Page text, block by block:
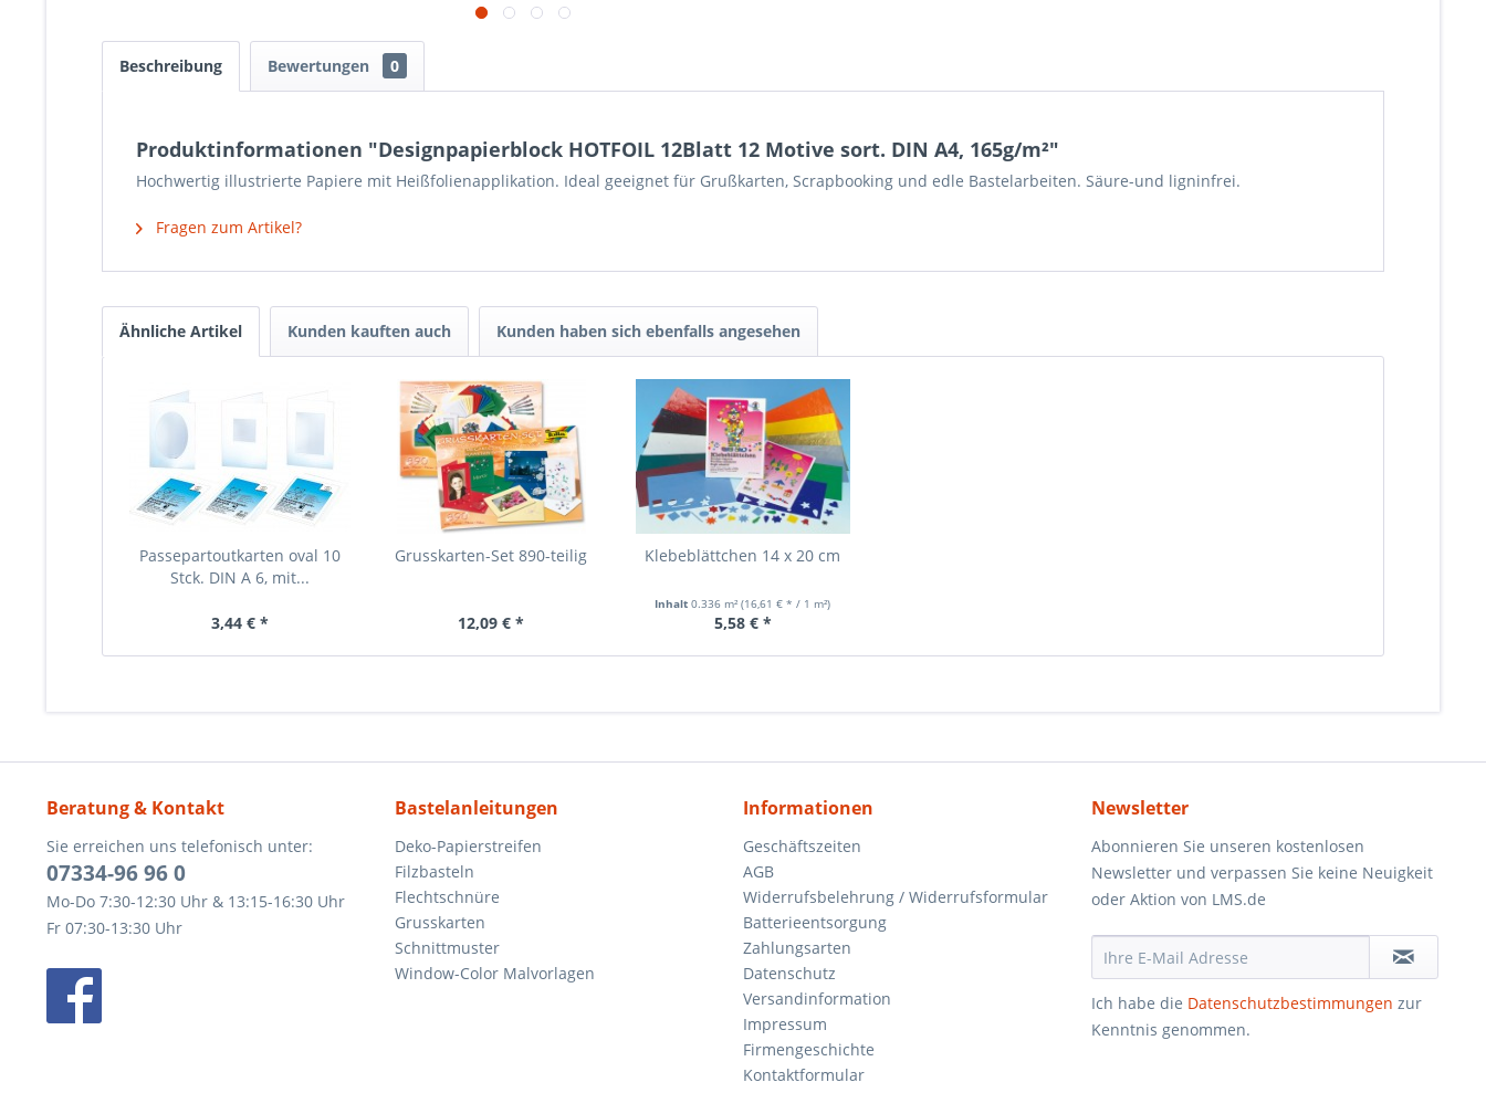
Beschreibung Bewertungen 0
Produktinformationen "Designpapierblock HOTFOIL 12Blatt 12 Motive sort. DIN A4, 165g/m²"
Hochwertig illustrierte Papiere mit Heißfolienapplikation. Ideal geeignet für Grußkarten, Scrapbooking und edle Bastelarbeiten. Säure-und ligninfrei.
Fragen zum Artikel?
Ähnliche Artikel Kunden kauften auch Kunden haben sich ebenfalls angesehen
Passepartoutkarten oval 10
Stck. DIN A 6, mit...
3,44 € *
Grusskarten-Set 890-teilig
12,09 € *
Klebeblättchen 14 x 20 cm
Inhalt0.336 m²(16,61 € * / 1 m²)
5,58 € *
Beratung & Kontakt
Sie erreichen uns telefonisch unter:
07334-96 96 0
Mo-Do 7:30-12:30 Uhr & 13:15-16:30 Uhr
Fr 07:30-13:30 Uhr
Bastelanleitungen
Deko-Papierstreifen
Filzbasteln
Flechtschnüre
Grusskarten
Schnittmuster
Window-Color Malvorlagen
Informationen
Geschäftszeiten
AGB
Widerrufsbelehrung / Widerrufsformular
Batterieentsorgung
Zahlungsarten
Datenschutz
Versandinformation
Impressum
Firmengeschichte
Kontaktformular
Newsletter
Abonnieren Sie unseren kostenlosen
Newsletter und verpassen Sie keine Neuigkeit
oder Aktion von LMS.de
Ich habe die Datenschutzbestimmungen zur
Kenntnis genommen.